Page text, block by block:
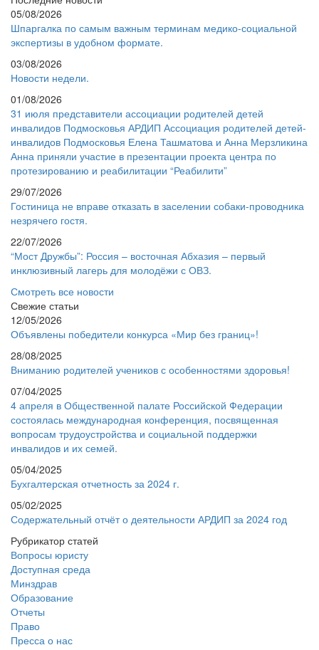
05/08/2026
Шпаргалка по самым важным терминам медико-социальной
экспертизы в удобном формате.
03/08/2026
Новости недели.
01/08/2026
31 июля представители ассоциации родителей детей
инвалидов Подмосковья АРДИП Ассоциация родителей детей-
инвалидов Подмосковья Елена Ташматова и Анна Мерзликина
Анна приняли участие в презентации проекта центра по
протезированию и реабилитации “Реабилити”
29/07/2026
Гостиница не вправе отказать в заселении собаки-проводника
незрячего гостя.
22/07/2026
“Мост Дружбы”: Россия – восточная Абхазия – первый
инклюзивный лагерь для молодёжи с ОВЗ.
Смотреть все новости
Свежие статьи
12/05/2026
Объявлены победители конкурса «Мир без границ»!
28/08/2025
Вниманию родителей учеников с особенностями здоровья!
07/04/2025
4 апреля в Общественной палате Российской Федерации
состоялась международная конференция, посвященная
вопросам трудоустройства и социальной поддержки
инвалидов и их семей.
05/04/2025
Бухгалтерская отчетность за 2024 г.
05/02/2025
Содержательный отчёт о деятельности АРДИП за 2024 год
Рубрикатор статей
Вопросы юристу
Доступная среда
Минздрав
Образование
Отчеты
Право
Пресса о нас